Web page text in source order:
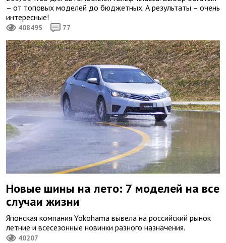
– от топовых моделей до бюджетных. А результаты – очень
интересные!
408495 77
Новые шины на лето: 7 моделей на все
случаи жизни
Японская компания Yokohama вывела на российский рынок
летние и всесезонные новинки разного назначения.
40207